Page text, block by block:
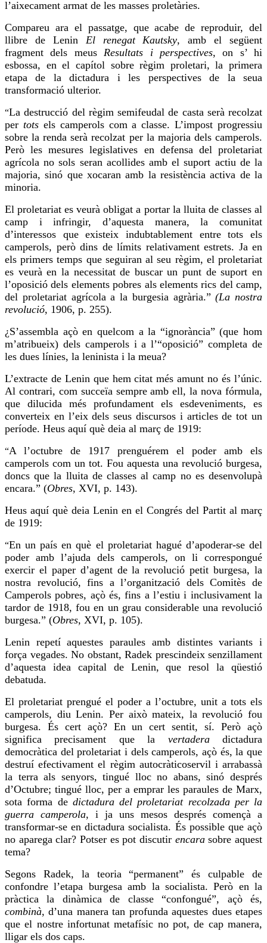
l’aixecament armat de les masses proletàries.
Compareu ara el passatge, que acabe de reproduir, del
llibre de Lenin El renegatKautsky, amb el següent
fragment dels meusResultats i perspectives, on s’ hi
esbossa, en el capítol sobre règim proletari, la primera
etapa de la dictadura i les perspectives de la seua
transformació ulterior.
“La destrucció del règim semifeudal de casta serà recolzat
per totsels camperols com a classe. L’impost progressiu
sobre la renda serà recolzat per la majoria dels camperols.
Però les mesures legislatives en defensa del proletariat
agrícola no sols seran acollides amb el suport actiu de la
majoria, sinó que xocaran amb la resistència activa de la
minoria.
El proletariat es veurà obligat a portar la lluita de classes al
camp i infringir, d’aquesta manera, la comunitat
d’interessos que existeix indubtablement entre tots els
camperols, però dins de límits relativament estrets. Ja en
els primers temps que seguiran al seu règim, el proletariat
es veurà en la necessitat de buscar un punt de suport en
l’oposició dels elements pobres als elements rics del camp,
del proletariat agrícola a la burgesia agrària.”(La nostra
revolució, 1906, p. 255).
¿S’assembla açò en quelcoma la “ignorància” (que hom
m’atribueix) dels camperols i a l’“oposició” completa de
les dues línies, la leninista i la meua?
L’extracte de Lenin que hem citat més amunt no és l’únic.
Al contrari, com succeïa sempre amb ell, la nova fórmula,
que dilucida més profundament els esdeveniments, es
converteix en l’eix dels seus discursos i articles de tot un
període. Heus aquí què deia al març de 1919:
“A l’octubre de 1917 prenguérem el poder amb els
camperols com un tot. Fou aquesta una revolució burgesa,
doncs que la lluita de classes al camp no es desenvolupà
encara.” (Obres, XVI, p. 143).
Heus aquí què deia Lenin en el Congrés del Partit al març
de 1919:
“En un país en què el proletariat hagué d’apoderar-se del
poder amb l’ajuda dels camperols, on li correspongué
exercir el paper d’agent de la revolució petit burgesa, la
nostra revolució, fins a l’organització dels Comitès de
Camperols pobres, açò és, fins a l’estiu i inclusivament la
tardor de 1918,fou en un grau considerable una revolució
burgesa.” (Obres, XVI, p. 105).
Lenin repetí aquestes paraules amb distintes variants i
força vegades. No obstant, Radek prescindeix senzillament
d’aquesta idea capital de Lenin, que resol la qüestió
debatuda.
El proletariat prengué el poder a l’octubre, unit a tots els
camperols, diu Lenin. Per això mateix, la revolució fou
burgesa. És cert açò? En un cert sentit, sí. Però açò
significa precisament que la vertaderadictadura
democràtica del proletariat i dels camperols, açò és, la que
destruí efectivament el règim autocràticoservil i arrabassà
la terra als senyors, tingué lloc no abans, sinó després
d’Octubre; tingué lloc, per a emprar les paraules de Marx,
sota forma de dictadura del proletariat recolzada per la
guerra camperola, i ja uns mesos després començà a
transformar-se en dictadura socialista. És possible que açò
no aparega clar? Potser es pot discutir encarasobre aquest
tema?
Segons Radek, la teoria “permanent” és culpable de
confondre l’etapa burgesa amb la socialista. Però en la
pràctica la dinàmica de classe “confongué”, açò és,
combinà, d’una manera tan profunda aquestes dues etapes
que el nostre infortunat metafísic no pot, de cap manera,
lligar els dos caps.